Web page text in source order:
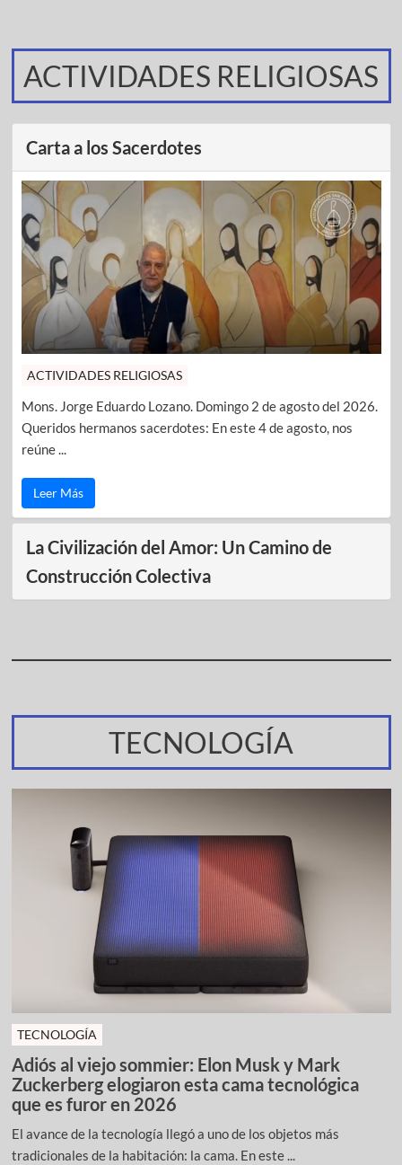
ACTIVIDADES RELIGIOSAS
Carta a los Sacerdotes
ACTIVIDADES RELIGIOSAS
Mons. Jorge Eduardo Lozano. Domingo 2 de agosto del 2026.
Queridos hermanos sacerdotes: En este 4 de agosto, nos
reúne ...
Leer Más
La Civilización del Amor: Un Camino de
Construcción Colectiva
TECNOLOGÍA
TECNOLOGÍA
Adiós al viejo sommier: Elon Musk y Mark
Zuckerberg elogiaron esta cama tecnológica
que es furor en 2026
El avance de la tecnología llegó a uno de los objetos más
tradicionales de la habitación: la cama. En este ...